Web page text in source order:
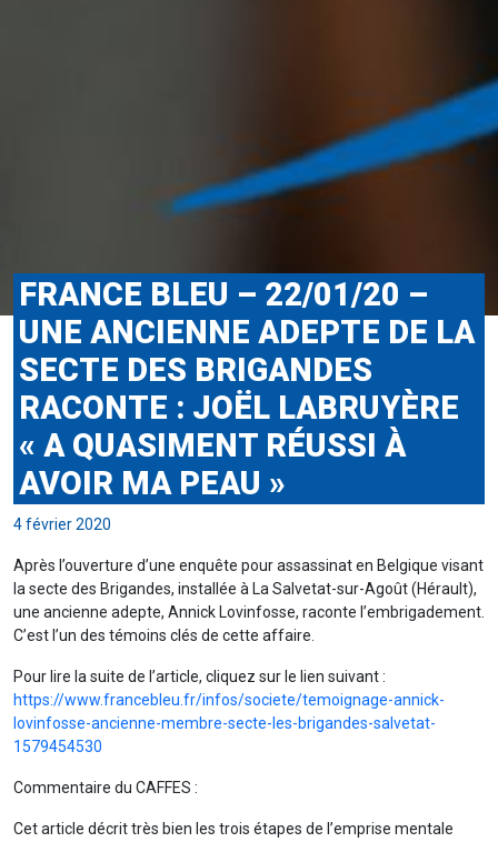
FRANCE BLEU – 22/01/20 –
UNE ANCIENNE ADEPTE DE LA
SECTE DES BRIGANDES
RACONTE : JOËL LABRUYÈRE
« A QUASIMENT RÉUSSI À
AVOIR MA PEAU »
4 février 2020
Après l’ouverture d’une enquête pour assassinat en Belgique visant
la secte des Brigandes, installée à La Salvetat-sur-Agoût (Hérault),
une ancienne adepte, Annick Lovinfosse, raconte l’embrigadement.
C’est l’un des témoins clés de cette affaire.
Pour lire la suite de l’article, cliquez sur le lien suivant :
https://www.francebleu.fr/infos/societe/temoignage-annick-
lovinfosse-ancienne-membre-secte-les-brigandes-salvetat-
1579454530
Commentaire du CAFFES :
Cet article décrit très bien les trois étapes de l’emprise mentale